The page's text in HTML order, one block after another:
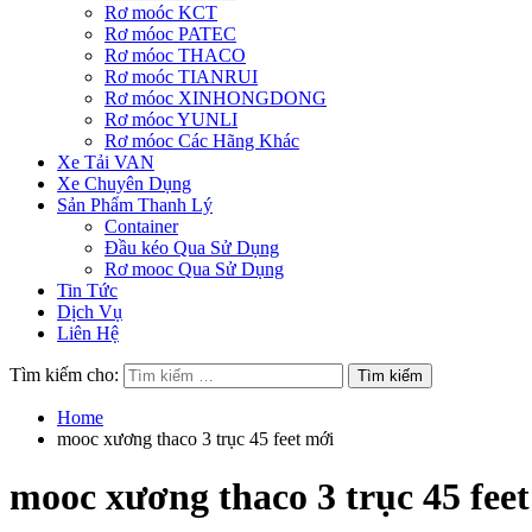
Rơ moóc KCT
Rơ móoc PATEC
Rơ móoc THACO
Rơ moóc TIANRUI
Rơ móoc XINHONGDONG
Rơ móoc YUNLI
Rơ móoc Các Hãng Khác
Xe Tải VAN
Xe Chuyên Dụng
Sản Phẩm Thanh Lý
Container
Đầu kéo Qua Sử Dụng
Rơ mooc Qua Sử Dụng
Tin Tức
Dịch Vụ
Liên Hệ
Tìm kiếm cho:
Home
mooc xương thaco 3 trục 45 feet mới
mooc xương thaco 3 trục 45